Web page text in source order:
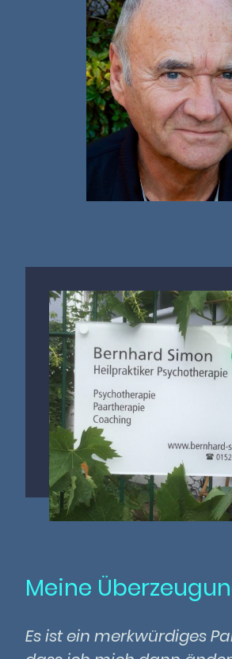
Meine
Es ist ein merkwürdiges